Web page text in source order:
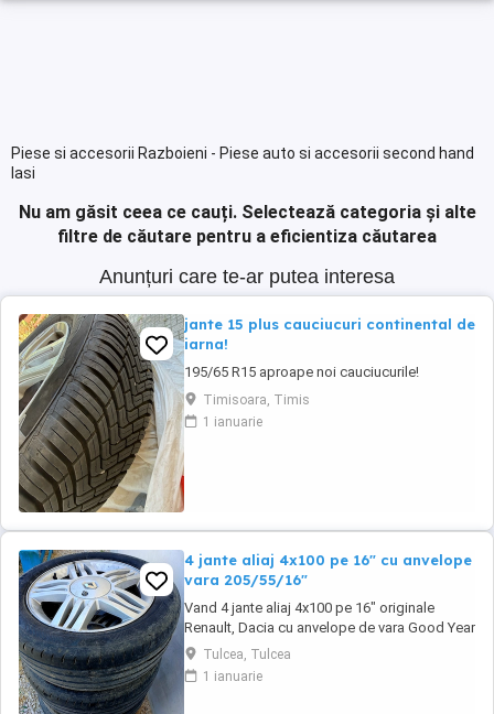
Piese si accesorii Razboieni - Piese auto si accesorii second hand
Iasi
Nu am găsit ceea ce cauți. Selectează categoria și alte
filtre de căutare pentru a eficientiza căutarea
Anunțuri care te-ar putea interesa
jante 15 plus cauciucuri continental de
iarna!
195/65 R15 aproape noi cauciucurile!
Timisoara, Timis
1 ianuarie
4 jante aliaj 4x100 pe 16" cu anvelope
vara 205/55/16"
Vand 4 jante aliaj 4x100 pe 16" originale
Renault, Dacia cu anvelope de vara Good Year
205/55/16" cu pretul de 1000 lei. Se pot
achizitiona doar din Tulcea, NU se pot trimite
prin curier.
Tulcea, Tulcea
1 ianuarie